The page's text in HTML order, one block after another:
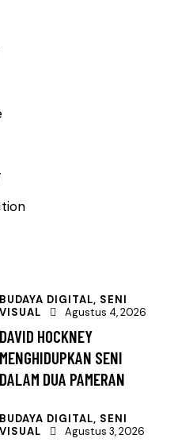
BUDAYA DIGITAL, SENI
VISUAL
Agustus 4, 2026
DAVID HOCKNEY
MENGHIDUPKAN SENI
DALAM DUA PAMERAN
BUDAYA DIGITAL, SENI
VISUAL
Agustus 3, 2026